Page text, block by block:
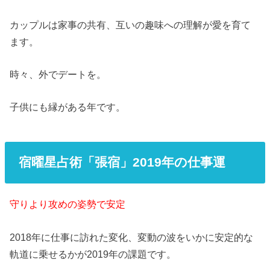
カップルは家事の共有、互いの趣味への理解が愛を育て
ます。
時々、外でデートを。
子供にも縁がある年です。
宿曜星占術「張宿」2019年の仕事運
守りより攻めの姿勢で安定
2018年に仕事に訪れた変化、変動の波をいかに安定的な
軌道に乗せるかが2019年の課題です。